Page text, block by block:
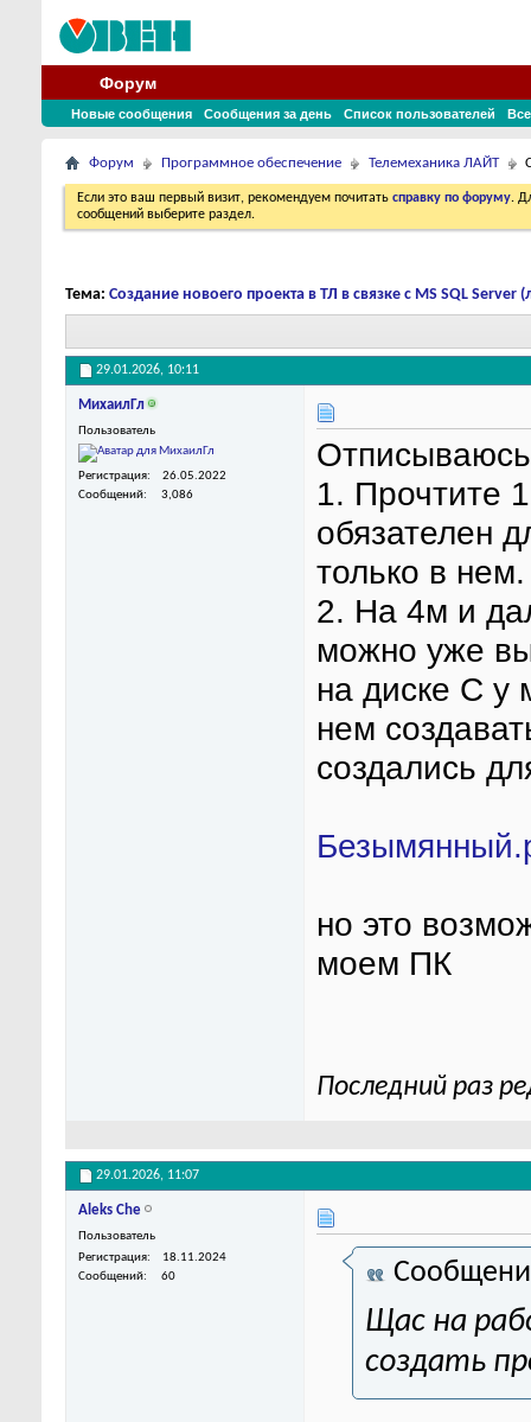
Форум
Новые сообщения Сообщения за день Список пользователей
Форум Программное обеспечение Телемеханика ЛАЙТ
Если это ваш первый визит, рекомендуем почитать справку по форуму.
сообщений выберите раздел.
Тема: Создание новоего проекта в ТЛ в связке с MS SQL Server
29.01.2026, 10:11
МихаилГл
Пользователь
Регистрация
26.05.2022
Сообщений
3,086
1. Прочтите
обязателен
только в нем.
2. На 4м и
можно уже
на диске С у
нем
создались
но это
моем ПК
Последний раз
29.01.2026, 11:07
Aleks Che
Пользователь
Регистрация
18.11.2024
Сообщений
60
Щас на
создать